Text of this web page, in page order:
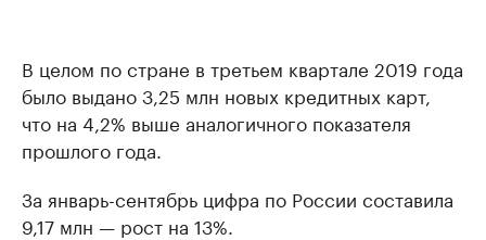
В целом по стране в третьем квартале 2019 года
было выдано 3,25 млн новых кредитных карт,
что на 4,2% выше аналогичного показателя
прошлого года.
За январь-сентябрь цифра по России составила
9,17 млн — рост на 13%.